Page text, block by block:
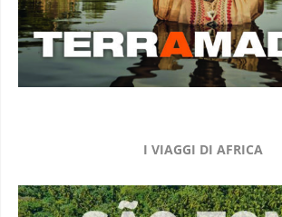
I VIAGGI DI AFRICA